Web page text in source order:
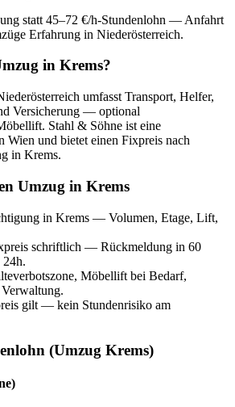
statt 45–72 €/h-Stundenlohn — Anfahrt
Erfahrung in Niederösterreich.
in Krems?
umfasst Transport, Helfer,
Versicherung — optional
Stahl & Söhne ist eine
Wien und bietet einen Fixpreis nach
in Krems.
Umzug in Krems
in Krems — Volumen, Etage, Lift,
schriftlich — Rückmeldung in 60
Möbellift bei Bedarf,
gilt — kein Stundenrisiko am
(Umzug Krems)